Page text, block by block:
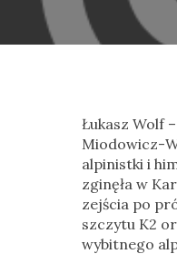
Łukasz Wolf
Miodowicz-
alpinistki i
zginęła w
zejścia po
szczytu K2
wybitnego